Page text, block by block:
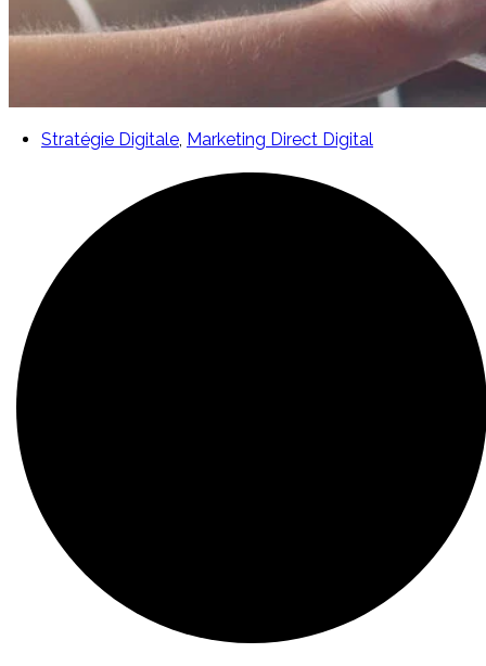
Stratégie Digitale, Marketing Direct Digital